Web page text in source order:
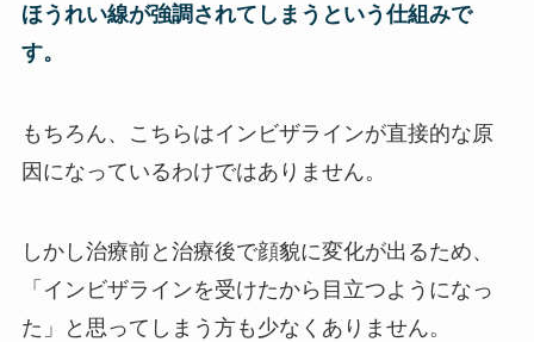
ほうれい線が強調されてしまうという仕組みで
す。
もちろん、こちらはインビザラインが直接的な原
因になっているわけではありません。
しかし治療前と治療後で顔貌に変化が出るため、
「インビザラインを受けたから目立つようになっ
た」と思ってしまう方も少なくありません。